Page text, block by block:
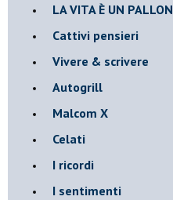
LA VITA È UN
Cattivi pensieri
Vivere & scrivere
Autogrill
Malcom X
Celati
I ricordi
I sentimenti